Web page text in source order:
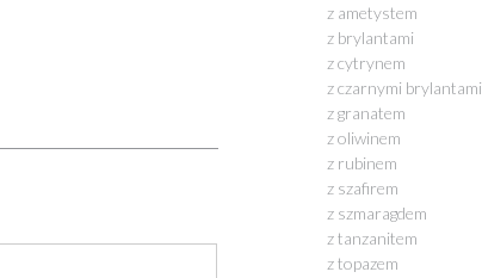
z ametystem
z brylantami
z cytrynem
z czarnymi brylantami
z granatem
z oliwinem
z rubinem
z szafirem
z szmaragdem
z tanzanitem
z topazem